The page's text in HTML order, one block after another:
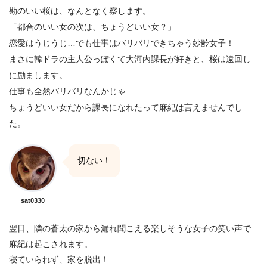
勘のいい桜は、なんとなく察します。
「都合のいい女の次は、ちょうどいい女？」
恋愛はうじうじ…でも仕事はバリバリできちゃう妙齢女子！
まさに韓ドラの主人公っぽくて大河内課長が好きと、桜は遠回し
に励まします。
仕事も全然バリバリなんかじゃ…
ちょうどいい女だから課長になれたって麻紀は言えませんでし
た。
sat0330
切ない！
翌日、隣の蒼太の家から漏れ聞こえる楽しそうな女子の笑い声で
麻紀は起こされます。
寝ていられず、家を脱出！